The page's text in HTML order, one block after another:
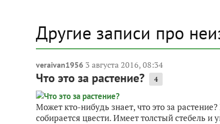
Другие записи про
veraivan1956 3 августа 2016, 08:34
Что это за растение? 4
Может кто-нибудь знает, что это за
собирается цвести. Имеет толстый стебель и